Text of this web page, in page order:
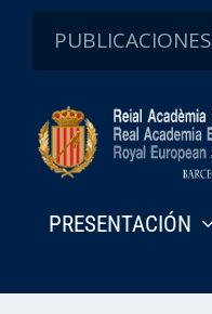
PUBLICACIONES
PRESENTACIÓN